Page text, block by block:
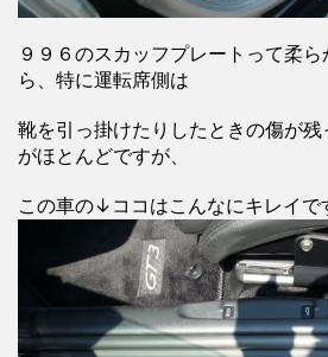
９９６のスカッフプレートって柔
ら、特に運転席側は
靴を引っ掛けたりしたときの傷が
がほとんどですが、
この車の↓ココはこんなにキレイで